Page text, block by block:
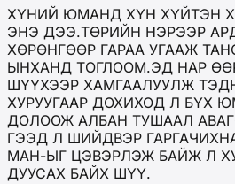
ХҮНИЙ ЮМАНД ХҮН ХҮЙТЭН
ЭНЭ ДЭЭ.ТӨРИЙН НЭРЭЭР
ХӨРӨНГӨӨР ГАРАА УГААЖ
ЫНХАНД ТОГЛООМ.ЭД НАР
ШҮҮХЭЭР ХАМГААЛУУЛЖ
ХУРУУГААР ДОХИХОД Л БҮХ
ДОЛООЖ АЛБАН ТУШААЛ
ГЭЭД Л ШИЙДВЭР
МАН-ЫГ ЦЭВЭРЛЭЖ БАЙЖ Л
ДУУСАХ БАЙХ ШҮҮ.